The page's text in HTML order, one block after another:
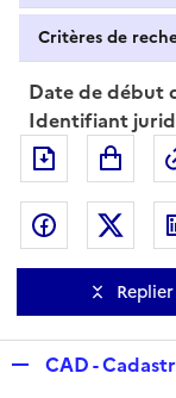
Critères de
Date de début
Identifiant
Exporter
Partager
Replier
CAD -